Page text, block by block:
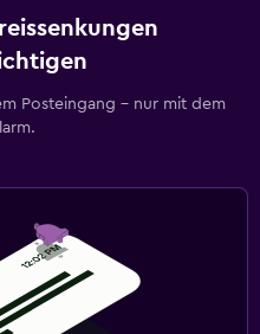
Posteingang – nur mit dem